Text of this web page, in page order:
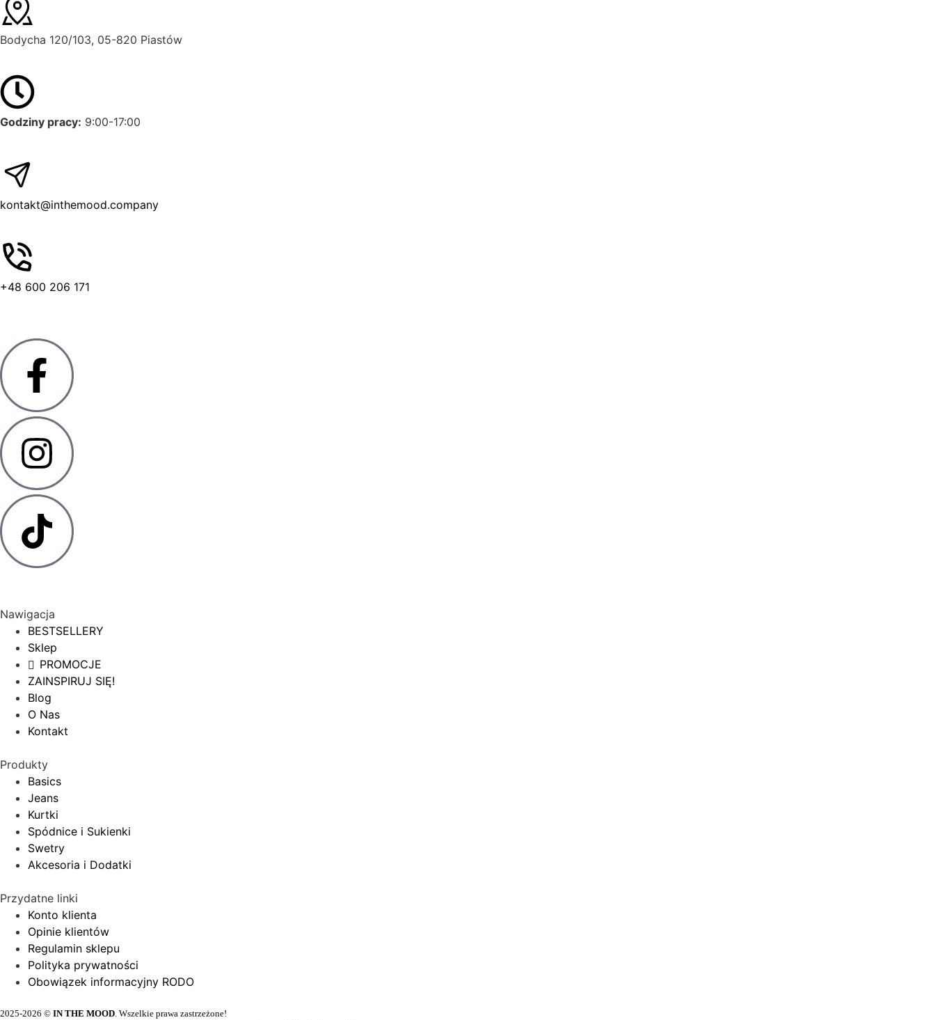
Bodycha 120/103, 05-820 Piastów
Godziny pracy: 9:00-17:00
kontakt@inthemood.company
+48 600 206 171
Nawigacja
BESTSELLERY
Sklep
PROMOCJE
ZAINSPIRUJ SIĘ!
Blog
O Nas
Kontakt
Produkty
Basics
Jeans
Kurtki
Spódnice i Sukienki
Swetry
Akcesoria i Dodatki
Przydatne linki
Konto klienta
Opinie klientów
Regulamin sklepu
Polityka prywatności
Obowiązek informacyjny RODO
2025-2026 © IN THE MOOD. Wszelkie prawa zastrzeżone!